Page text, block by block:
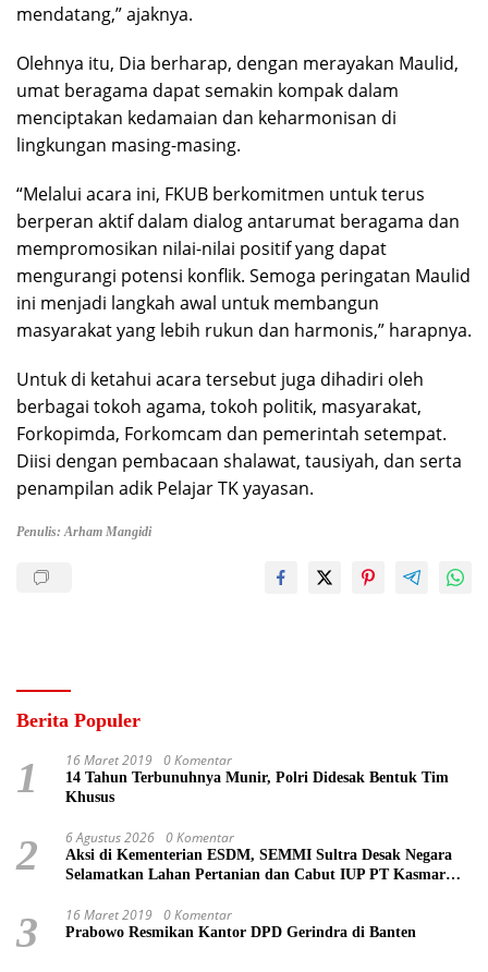
mendatang,” ajaknya.
Olehnya itu, Dia berharap, dengan merayakan Maulid,
umat beragama dapat semakin kompak dalam
menciptakan kedamaian dan keharmonisan di
lingkungan masing-masing.
“Melalui acara ini, FKUB berkomitmen untuk terus
berperan aktif dalam dialog antarumat beragama dan
mempromosikan nilai-nilai positif yang dapat
mengurangi potensi konflik. Semoga peringatan Maulid
ini menjadi langkah awal untuk membangun
masyarakat yang lebih rukun dan harmonis,” harapnya.
Untuk di ketahui acara tersebut juga dihadiri oleh
berbagai tokoh agama, tokoh politik, masyarakat,
Forkopimda, Forkomcam dan pemerintah setempat.
Diisi dengan pembacaan shalawat, tausiyah, dan serta
penampilan adik Pelajar TK yayasan.
Penulis: Arham Mangidi
Berita Populer
1 16 Maret 2019 0 Komentar
14 Tahun Terbunuhnya Munir, Polri Didesak Bentuk Tim
Khusus
2 6 Agustus 2026 0 Komentar
Aksi di Kementerian ESDM, SEMMI Sultra Desak Negara
Selamatkan Lahan Pertanian dan Cabut IUP PT Kasmar
3 16 Maret 2019 0 Komentar
Prabowo Resmikan Kantor DPD Gerindra di Banten